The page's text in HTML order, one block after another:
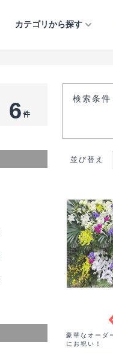
カテゴリから探す
プリザーブ
観葉植物
6 件
検索条件
並び替え
豪華なオーダ
にお祝い！